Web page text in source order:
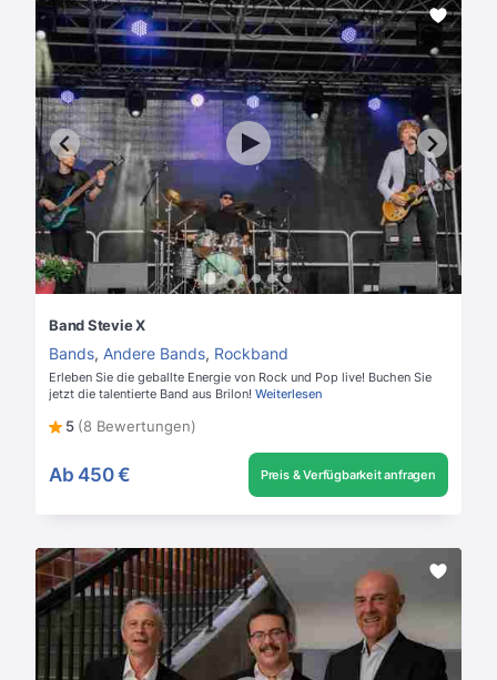
Band Stevie X
Bands, Andere Bands, Rockband
Erleben Sie die geballte Energie von Rock und Pop live! Buchen Sie
jetzt die talentierte Band aus Brilon! Weiterlesen
5 (8 Bewertungen)
Ab 450 € Preis & Verfügbarkeit anfragen